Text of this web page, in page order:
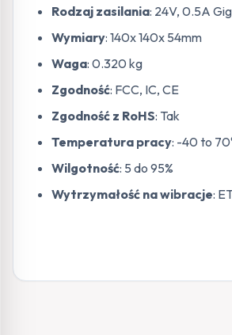
Rodzaj zasilania: 24V, 0.5A
Wymiary: 140x 140x 54mm
Waga: 0.320 kg
Zgodność: FCC, IC, CE
Zgodność z RoHS: Tak
Temperatura pracy: -40 to
Wilgotność: 5 do 95%
Wytrzymałość na wibracje: